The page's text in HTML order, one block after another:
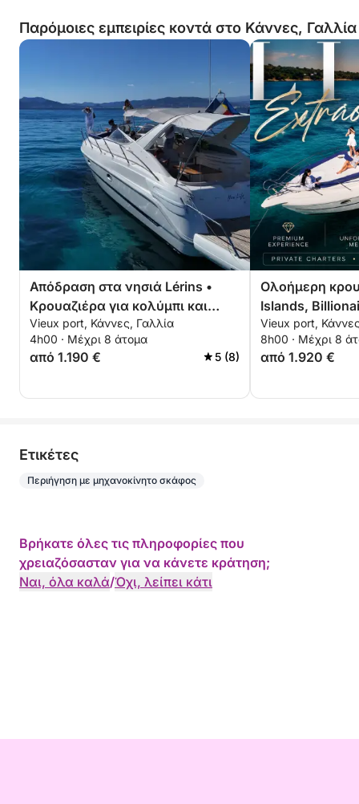
Παρόμοιες εμπειρίες κοντά στο Κάννες, Γαλλία
Απόδραση στα νησιά Lérins •
Κρουαζιέρα για κολύμπι και
χαλάρωση από τις Κάννες
Vieux port, Κάννες, Γαλλία
4h00 · Μέχρι 8 άτομα
από 1.190 € 5 (8)
Ολοήμερη
Islands,
Théoule-sur-
Vieux port,
8h00 · Μέχρι 8
από 1.920 €
Eτικέτες
Περιήγηση με μηχανοκίνητο σκάφος
Βρήκατε όλες τις πληροφορίες που
χρειαζόσασταν για να κάνετε κράτηση;
Ναι, όλα καλά/Όχι, λείπει κάτι